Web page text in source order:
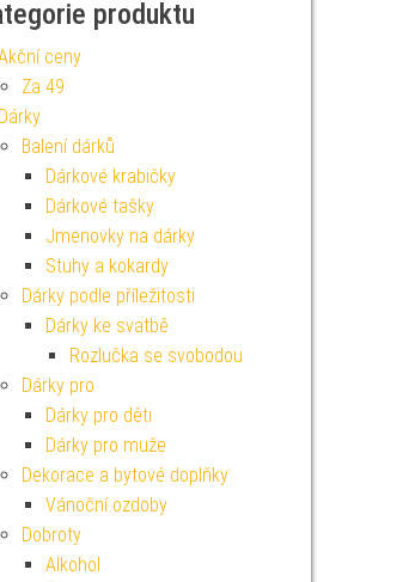
produktu
ceny
Za 49
Dárky
Balení dárků
Dárkové krabičky
Dárkové tašky
Jmenovky na dárky
Stuhy a kokardy
Dárky podle příležitosti
Dárky ke svatbě
Rozlučka se svobodou
Dárky pro
Dárky pro děti
Dárky pro muže
Dekorace a bytové doplňky
Vánoční ozdoby
Dobroty
Alkohol